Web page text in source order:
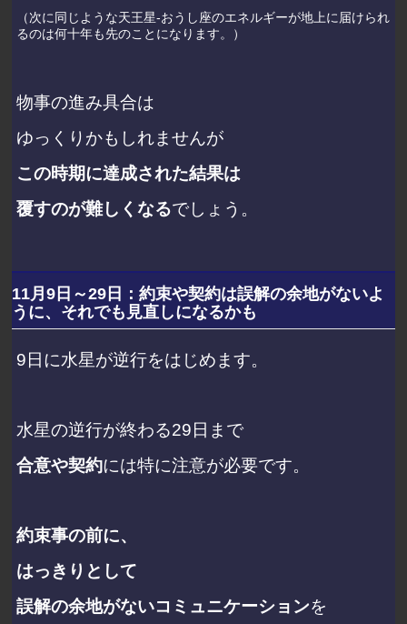
（次に同じような天王星-おうし座のエネルギーが地上に届けられ
るのは何十年も先のことになります。）
物事の進み具合は
ゆっくりかもしれませんが
この時期に達成された結果は
覆すのが難しくなるでしょう。
11月9日～29日：約束や契約は誤解の余地がないよ
うに、それでも見直しになるかも
9日に水星が逆行をはじめます。
水星の逆行が終わる29日まで
合意や契約には特に注意が必要です。
約束事の前に、
はっきりとして
誤解の余地がないコミュニケーションを